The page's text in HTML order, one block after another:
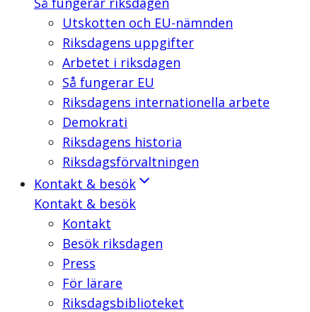
Utskotten och EU-nämnden
Riksdagens uppgifter
Arbetet i riksdagen
Så fungerar EU
Riksdagens internationella arbete
Demokrati
Riksdagens historia
Riksdagsförvaltningen
Kontakt & besök
Kontakt & besök
Kontakt
Besök riksdagen
Press
För lärare
Riksdagsbiblioteket